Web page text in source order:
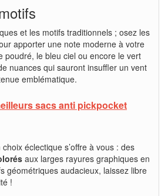
et les motifs traditionnels ; osez les
apporter une note moderne à votre
poudré, le bleu ciel ou encore le vert
nuances qui sauront insuffler un vent
emblématique.
sacs anti pickpocket
éclectique s’offre à vous : des
aux larges rayures graphiques en
géométriques audacieux, laissez libre
!